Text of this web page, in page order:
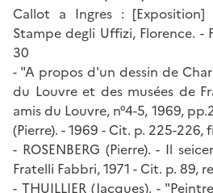
Callot a Ingres :
Stampe degli Uffizi, Florence. -
30
- "A propos d'un dessin de
du Louvre et des musées de
amis du Louvre, n°4-5, 1969,
(Pierre). - 1969 - Cit. p. 225-226,
- ROSENBERG (Pierre). - Il
Fratelli Fabbri, 1971 - Cit. p. 89,
- THUILLIER (Jacques). -